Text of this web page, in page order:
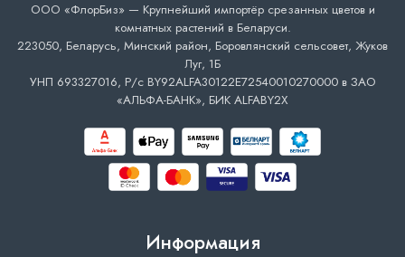
ООО «ФлорБиз» — Крупнейший импортёр срезанных цветов и
комнатных растений в Беларуси.
223050, Беларусь, Минский район, Боровлянский сельсовет, Жуков
Луг, 1Б
УНП 693327016, Р/с BY92ALFA30122E72540010270000 в ЗАО
«АЛЬФА-БАНК», БИК ALFABY2X
Информация